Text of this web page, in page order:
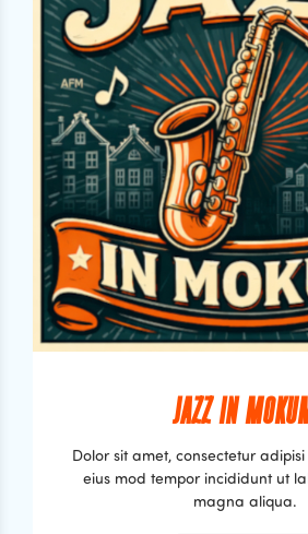
JAZZ IN
Dolor sit amet, consectetur
eius mod tempor incididunt ut
magna aliqua.